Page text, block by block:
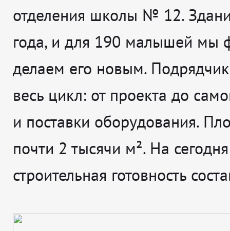
отделения школы № 12.
года, и для 190 малышей мы
делаем его новым. Подрядчик
весь цикл: от проекта до
и поставки оборудования.
почти 2 тысячи м². На сегодня
строительная готовность